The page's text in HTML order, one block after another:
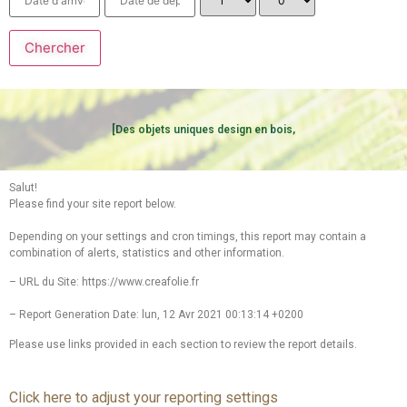
[Des objets uniques design en bois,
Salut!
Please find your site report below.
Depending on your settings and cron timings, this report may contain a
combination of alerts, statistics and other information.
– URL du Site: https://www.creafolie.fr
– Report Generation Date: lun, 12 Avr 2021 00:13:14 +0200
Please use links provided in each section to review the report details.
Click here to adjust your reporting settings